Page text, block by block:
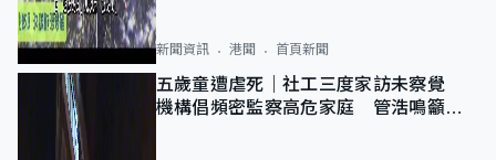
新聞資訊 港聞 首頁新聞
五歲童遭虐死｜社工三度家訪未察覺
機構倡頻密監察高危家庭 管浩鳴籲加